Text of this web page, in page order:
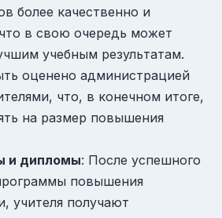
более качественно и
в свою очередь может
учебным результатам.
оценено администрацией
что, в конечном итоге,
на размер повышения
и дипломы: После успешного
повышения
учителя получают